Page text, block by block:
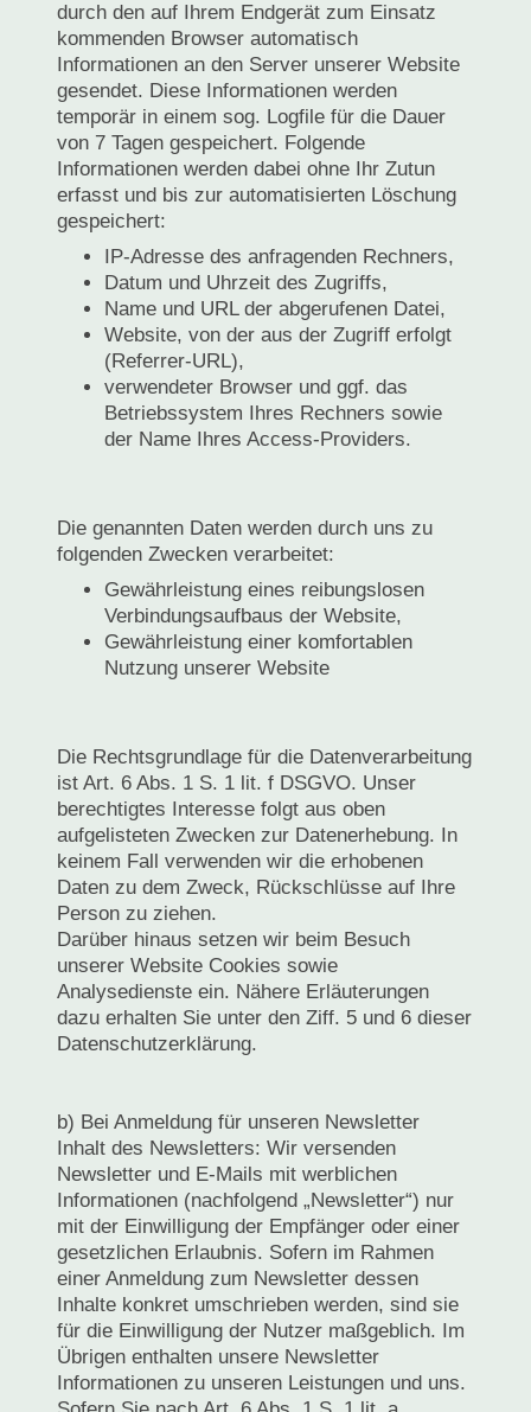
durch den auf Ihrem Endgerät zum Einsatz
kommenden Browser automatisch
Informationen an den Server unserer Website
gesendet. Diese Informationen werden
temporär in einem sog. Logfile für die Dauer
von 7 Tagen gespeichert. Folgende
Informationen werden dabei ohne Ihr Zutun
erfasst und bis zur automatisierten Löschung
gespeichert:
IP-Adresse des anfragenden Rechners,
Datum und Uhrzeit des Zugriffs,
Name und URL der abgerufenen Datei,
Website, von der aus der Zugriff erfolgt
(Referrer-URL),
verwendeter Browser und ggf. das
Betriebssystem Ihres Rechners sowie
der Name Ihres Access-Providers.
Die genannten Daten werden durch uns zu
folgenden Zwecken verarbeitet:
Gewährleistung eines reibungslosen
Verbindungsaufbaus der Website,
Gewährleistung einer komfortablen
Nutzung unserer Website
Die Rechtsgrundlage für die Datenverarbeitung
ist Art. 6 Abs. 1 S. 1 lit. f DSGVO. Unser
berechtigtes Interesse folgt aus oben
aufgelisteten Zwecken zur Datenerhebung. In
keinem Fall verwenden wir die erhobenen
Daten zu dem Zweck, Rückschlüsse auf Ihre
Person zu ziehen.
Darüber hinaus setzen wir beim Besuch
unserer Website Cookies sowie
Analysedienste ein. Nähere Erläuterungen
dazu erhalten Sie unter den Ziff. 5 und 6 dieser
Datenschutzerklärung.
b) Bei Anmeldung für unseren Newsletter
Inhalt des Newsletters: Wir versenden
Newsletter und E-Mails mit werblichen
Informationen (nachfolgend „Newsletter“) nur
mit der Einwilligung der Empfänger oder einer
gesetzlichen Erlaubnis. Sofern im Rahmen
einer Anmeldung zum Newsletter dessen
Inhalte konkret umschrieben werden, sind sie
für die Einwilligung der Nutzer maßgeblich. Im
Übrigen enthalten unsere Newsletter
Informationen zu unseren Leistungen und uns.